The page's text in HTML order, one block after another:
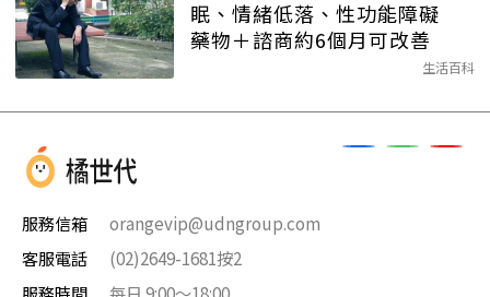
眠、情緒低落、性功能障礙
藥物＋諮商約6個月可改善
生活百科
服務信箱
orangevip@udngroup.com
客服電話
(02)2649-1681按2